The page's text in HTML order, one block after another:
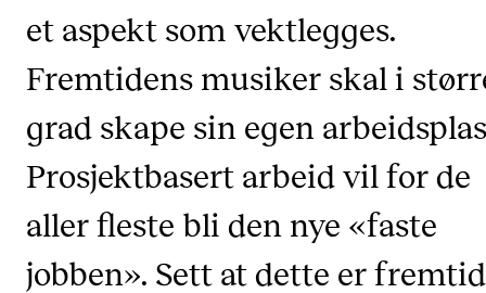
CERM
CREMAH
NordART
Prosjekter
INTERNASJONALT
et aspekt som vektlegges.
Fremtidens musiker skal i
grad skape sin egen
Prosjektbasert arbeid vil for de
aller fleste bli den nye «faste
jobben». Sett at dette er